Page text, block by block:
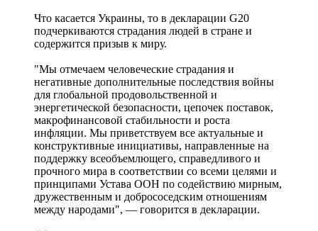
Что касается Украины, то в декларации G20
подчеркиваются страдания людей в стране и
содержится призыв к миру.
"Мы отмечаем человеческие страдания и
негативные дополнительные последствия войны
для глобальной продовольственной и
энергетической безопасности, цепочек поставок,
макрофинансовой стабильности и роста
инфляции. Мы приветствуем все актуальные и
конструктивные инициативы, направленные на
поддержку всеобъемлющего, справедливого и
прочного мира в соответствии со всеми целями и
принципами Устава ООН по содействию мирным,
дружественным и добрососедским отношениям
между народами", — говорится в декларации.